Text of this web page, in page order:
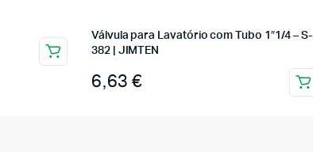
Válvula para Lavatório com Tubo 1″1/4 – S-
382 | JIMTEN
6,63 €